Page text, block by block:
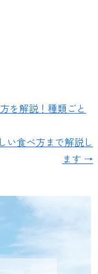
を解説！種類ごと
い食べ方まで解説し
ます →